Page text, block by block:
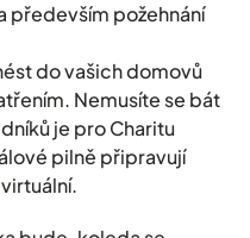
především požehnání
do vašich domovů
Nemusíte se bát
je pro Charitu
pilně připravují